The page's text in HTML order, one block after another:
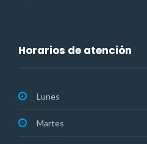
Horarios de atención
Lunes
Martes